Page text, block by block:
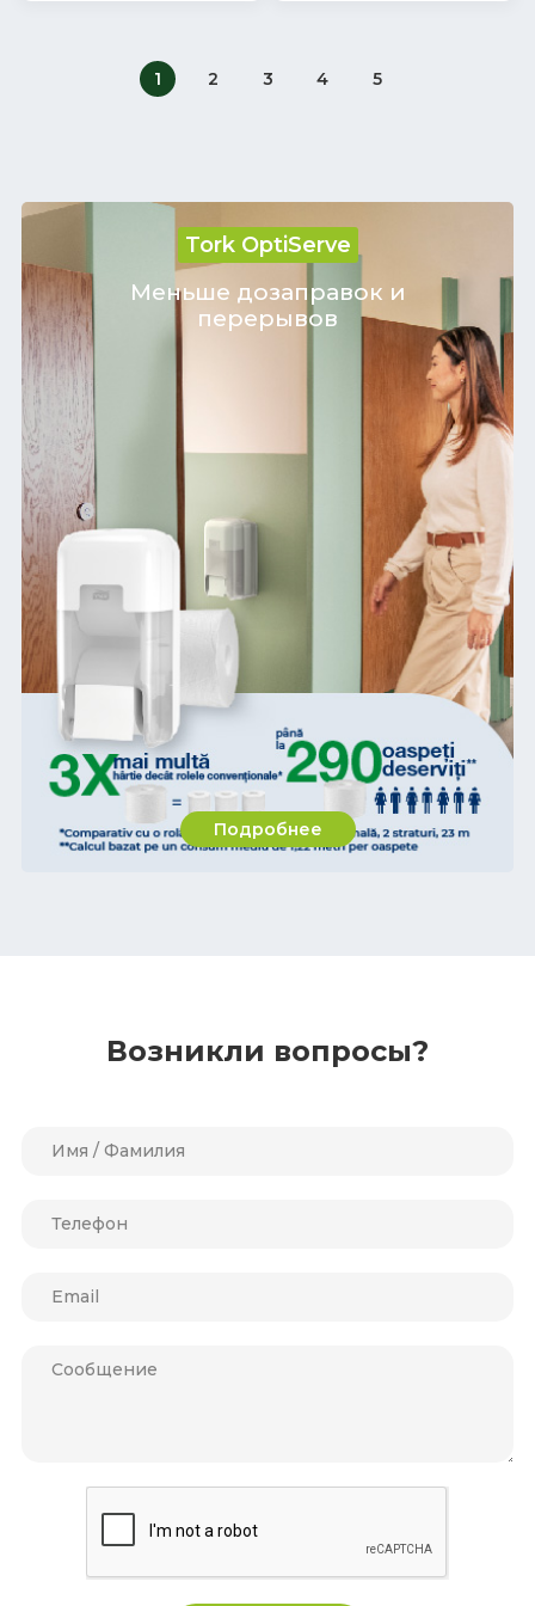
Tork OptiServe
Меньше дозаправок и
перерывов
Подробнее
1 2 3 4 5
Возникли вопросы?